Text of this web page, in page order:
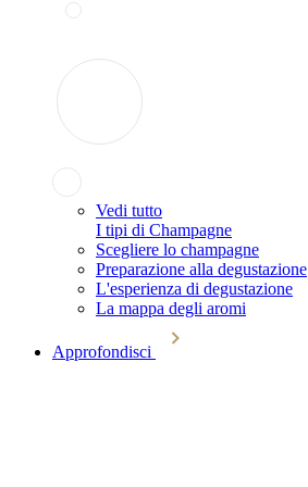
Vedi tutto
I tipi di Champagne
Scegliere lo champagne
Preparazione alla degustazione
L'esperienza di degustazione
La mappa degli aromi
Approfondisci